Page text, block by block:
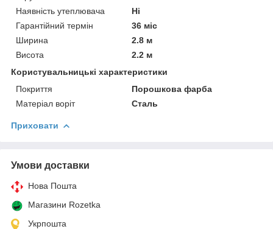
Наявність утеплювача
Ні
Гарантійний термін
36 міс
Ширина
2.8 м
Висота
2.2 м
Користувальницькі характеристики
Покриття
Порошкова фарба
Матеріал воріт
Сталь
Приховати
Умови доставки
Нова Пошта
Магазини Rozetka
Укрпошта